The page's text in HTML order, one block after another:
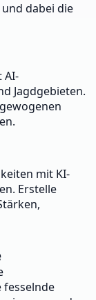
dabei die
AI-
Jagdgebieten.
mit KI-
Erstelle
fesselnde